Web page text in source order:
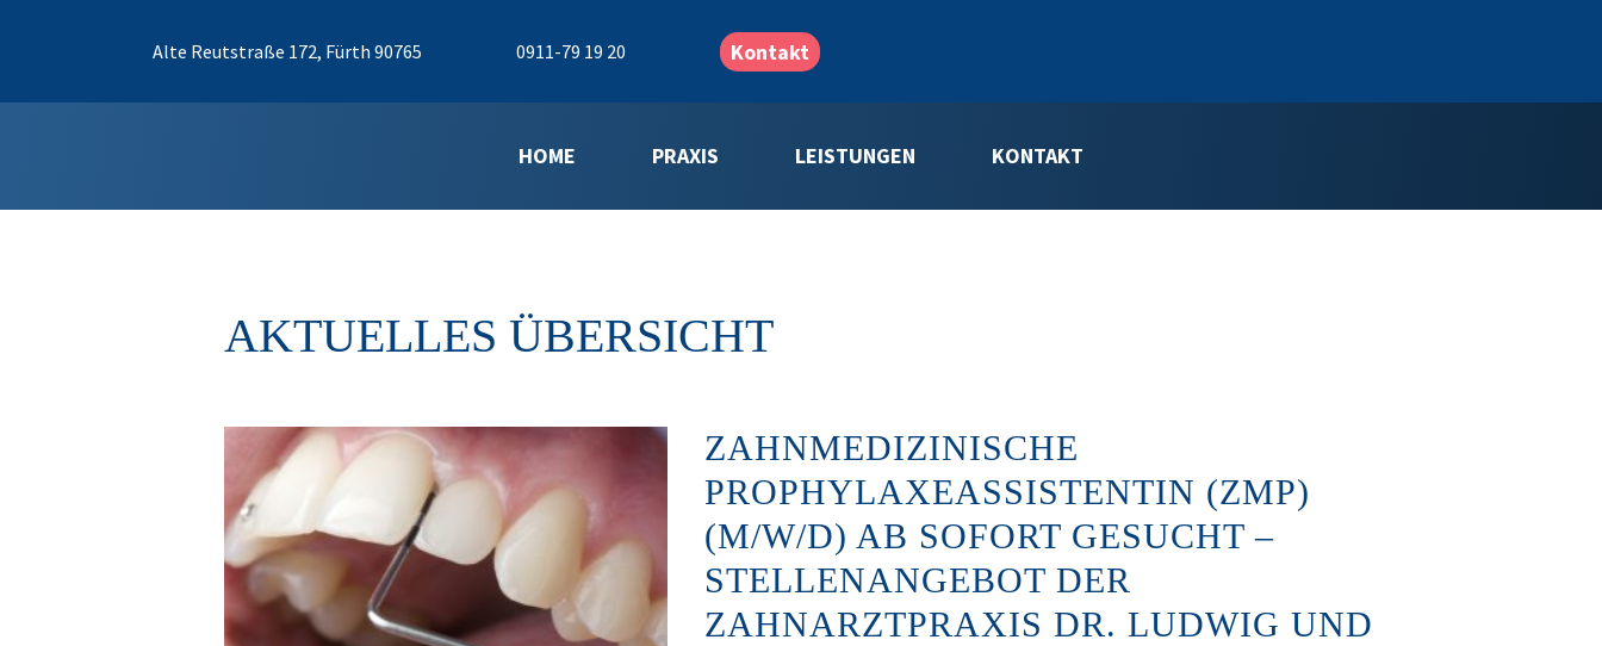
Alte Reutstraße 172, Fürth 90765 0911-79 19 20 Kontakt
HOME PRAXIS LEISTUNGEN KONTAKT
AKTUELLES ÜBERSICHT
ZAHNMEDIZINISCHE
PROPHYLAXEASSISTENTIN (ZMP)
(M/W/D) AB SOFORT GESUCHT –
STELLENANGEBOT DER
ZAHNARZTPRAXIS DR. LUDWIG UND